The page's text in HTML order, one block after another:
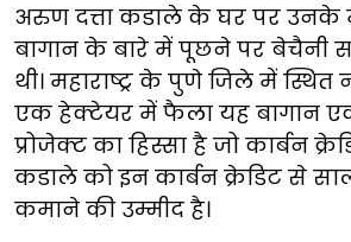
अरुण दत्ता कडाले के घर पर उनके
बागान के बारे में पूछने पर बेचैनी
थी। महाराष्ट्र के पुणे जिले में
एक हेक्टेयर में फैला यह बागान एक
प्रोजेक्ट का हिस्सा है जो कार्बन
कडाले को इन कार्बन क्रेडिट से
कमाने की उम्मीद है।